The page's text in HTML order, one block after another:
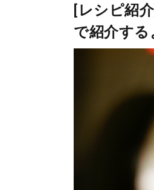
[レシピ紹
で紹介する